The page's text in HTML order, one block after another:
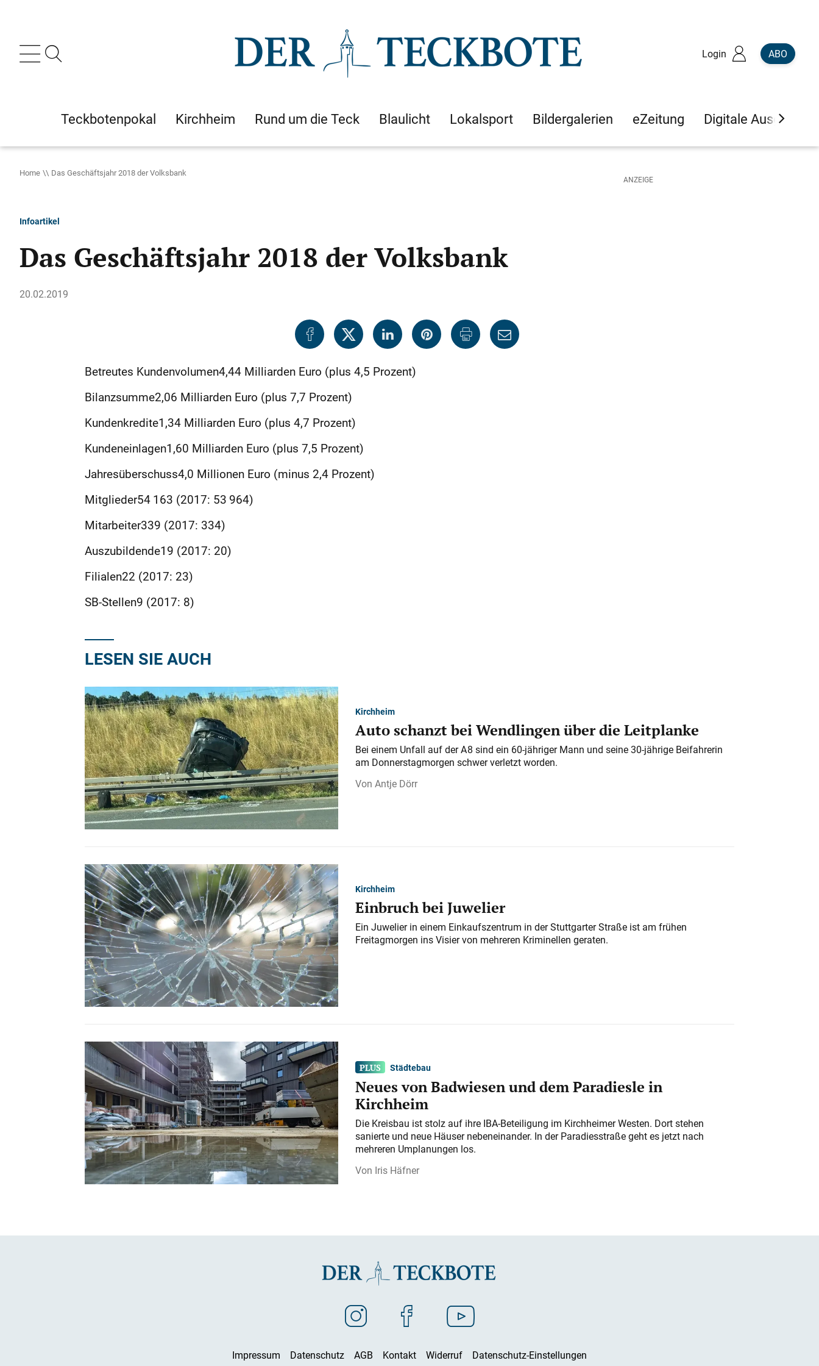
Login ABO
Teckbotenpokal Kirchheim Rund um die Teck Blaulicht Lokalsport Bildergalerien eZeitung Digitale Ausgaben
Home Das Geschäftsjahr 2018 der Volksbank
Infoartikel
Das Geschäftsjahr 2018 der Volksbank
20.02.2019
Betreutes Kundenvolumen4,44 Milliarden Euro (plus 4,5 Prozent)
Bilanzsumme2,06 Milliarden Euro (plus 7,7 Prozent)
Kundenkredite1,34 Milliarden Euro (plus 4,7 Prozent)
Kundeneinlagen1,60 Milliarden Euro (plus 7,5 Prozent)
Jahresüberschuss4,0 Millionen Euro (minus 2,4 Prozent)
Mitglieder54 163 (2017: 53 964)
Mitarbeiter339 (2017: 334)
Auszubildende19 (2017: 20)
Filialen22 (2017: 23)
SB-Stellen9 (2017: 8)
LESEN SIE AUCH
Kirchheim
Auto schanzt bei Wendlingen über die Leitplanke
Bei einem Unfall auf der A 8 sind ein 60-jähriger Mann und seine 30-jährige Beifahrerin
am Donnerstagmorgen schwer verletzt worden.
Antje Dörr
Kirchheim
Einbruch bei Juwelier
Ein Juwelier in einem Einkaufszentrum in der Stuttgarter Straße ist am frühen
Freitagmorgen ins Visier von mehreren Kriminellen geraten.
Städtebau
Neues von Badwiesen und dem Paradiesle in
Kirchheim
Die Kreisbau ist stolz auf ihre IBA-Beteiligung im Kirchheimer Westen. Dort stehen
sanierte und neue Häuser nebeneinander. In der Paradiesstraße geht es jetzt nach
mehreren Umplanungen los.
Iris Häfner
Impressum Datenschutz AGB Kontakt Widerruf Datenschutz-Einstellungen